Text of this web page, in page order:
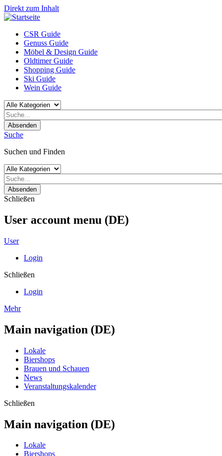
Direkt zum Inhalt
CSR Guide
Genuss Guide
Möbel & Design Guide
Oldtimer Guide
Shopping Guide
Ski Guide
Wein Guide
Absenden
Suche
Suchen und Finden
Absenden
Schließen
User account menu (DE)
User
Login
Schließen
Login
Mehr
Main navigation (DE)
Lokale
Biershops
Brauen und Schauen
News
Veranstaltungskalender
Schließen
Main navigation (DE)
Lokale
Biershops